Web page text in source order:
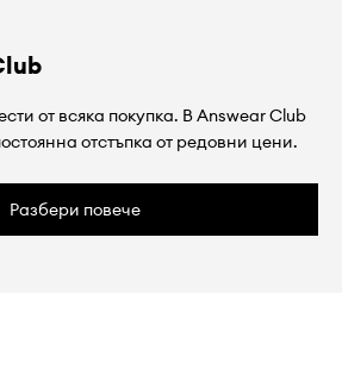
от всяка покупка. В Answear Club
отстъпка от редовни цени.
Разбери повече